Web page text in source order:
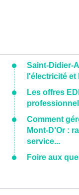
Saint-Didier-
l'électricité et
Les offres
Comment
Mont-D'Or :
service...
Foire aux